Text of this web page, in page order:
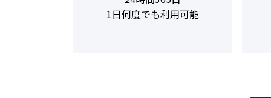
24時間365日
1日何度でも利用可能